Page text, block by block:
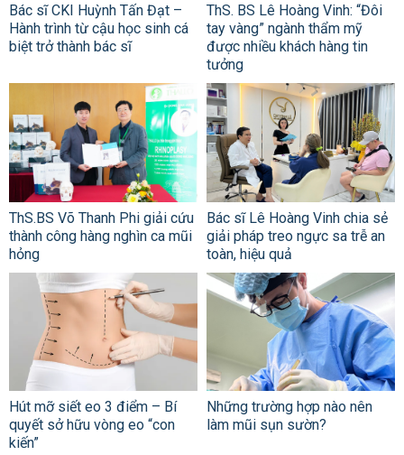
Bác sĩ CKI Huỳnh Tấn Đạt –
Hành trình từ cậu học sinh cá
biệt trở thành bác sĩ
ThS. BS Lê Hoàng Vinh: “Đôi
tay vàng” ngành thẩm mỹ
được nhiều khách hàng tin
tưởng
ThS.BS Võ Thanh Phi giải cứu
thành công hàng nghìn ca mũi
hỏng
Bác sĩ Lê Hoàng Vinh chia sẻ
giải pháp treo ngực sa trễ an
toàn, hiệu quả
Hút mỡ siết eo 3 điểm – Bí
quyết sở hữu vòng eo “con
kiến”
Những trường hợp nào nên
làm mũi sụn sườn?